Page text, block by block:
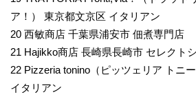
ア！） 東京都文京区 イタリアン
20 西敏商店 千葉県浦安市 佃煮専門店
21 Hajikko商店 長崎県長崎市 セレクト
22 Pizzeria tonino（ピッツェリア トニ
イタリアン